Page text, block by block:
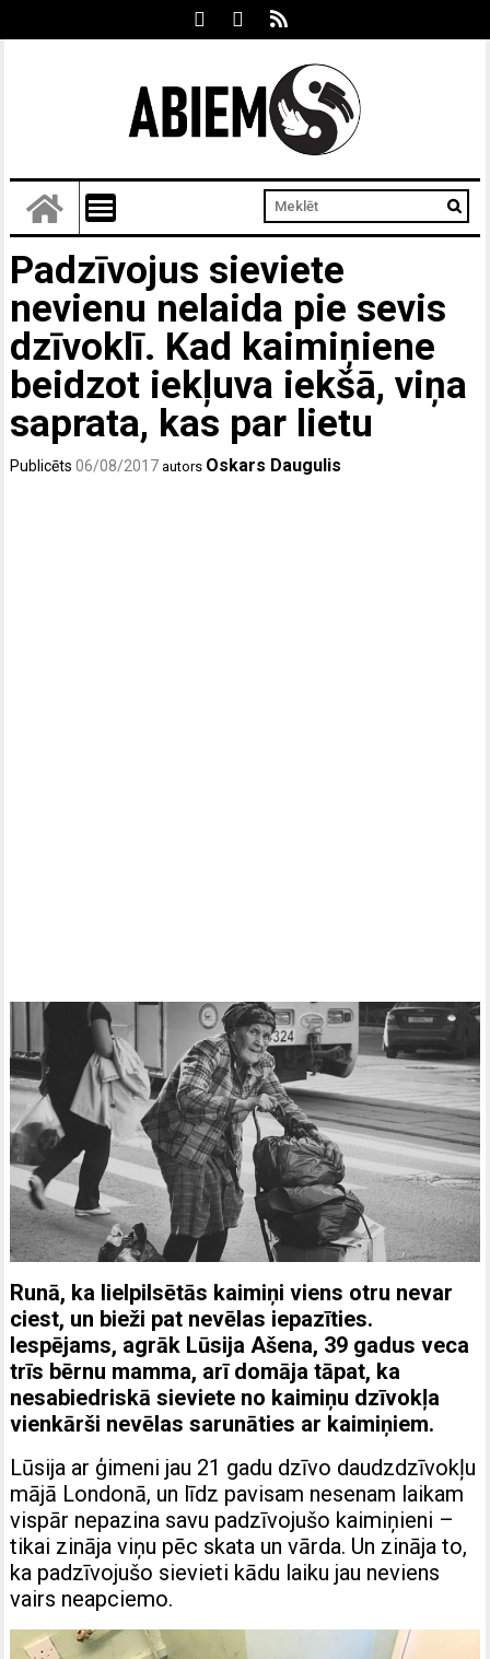
Padzīvojus sieviete
nevienu nelaida pie sevis
dzīvoklī. Kad kaimiņiene
beidzot iekļuva iekšā, viņa
saprata, kas par lietu
Publicēts06/08/2017 autors Oskars Daugulis
Runā, ka lielpilsētās kaimiņi viens otru nevar
ciest, un bieži pat nevēlas iepazīties.
Iespējams, agrāk Lūsija Ašena, 39 gadus veca
trīs bērnu mamma, arī domāja tāpat, ka
nesabiedriskā sieviete no kaimiņu dzīvokļa
vienkārši nevēlas sarunāties ar kaimiņiem.
Lūsija ar ģimeni jau 21 gadu dzīvo daudzdzīvokļu
mājā Londonā, un līdz pavisam nesenam laikam
vispār nepazina savu padzīvojušo kaimiņieni –
tikai zināja viņu pēc skata un vārda. Un zināja to,
ka padzīvojušo sievieti kādu laiku jau neviens
vairs neapciemo.